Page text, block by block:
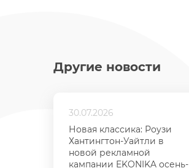
Другие новости
30.07.2026
Новая классика: Роузи
Хантингтон-Уайтли в
новой рекламной
кампании EKONIKA осень-